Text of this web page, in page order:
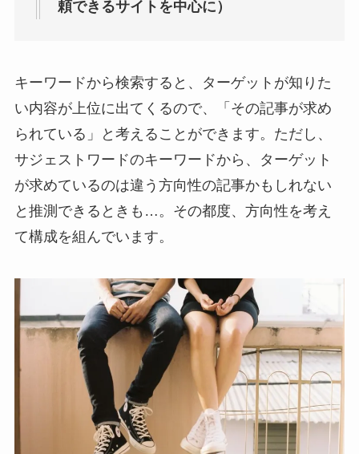
頼できるサイトを中心に）
キーワードから検索すると、ターゲットが知りた
い内容が上位に出てくるので、「その記事が求め
られている」と考えることができます。ただし、
サジェストワードのキーワードから、ターゲット
が求めているのは違う方向性の記事かもしれない
と推測できるときも…。その都度、方向性を考え
て構成を組んでいます。